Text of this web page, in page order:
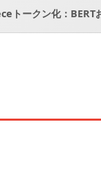
トークン化：BERT